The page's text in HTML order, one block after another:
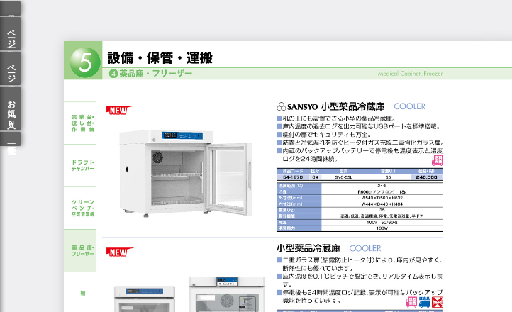
ページ一覧
ページ検索
お気に入り